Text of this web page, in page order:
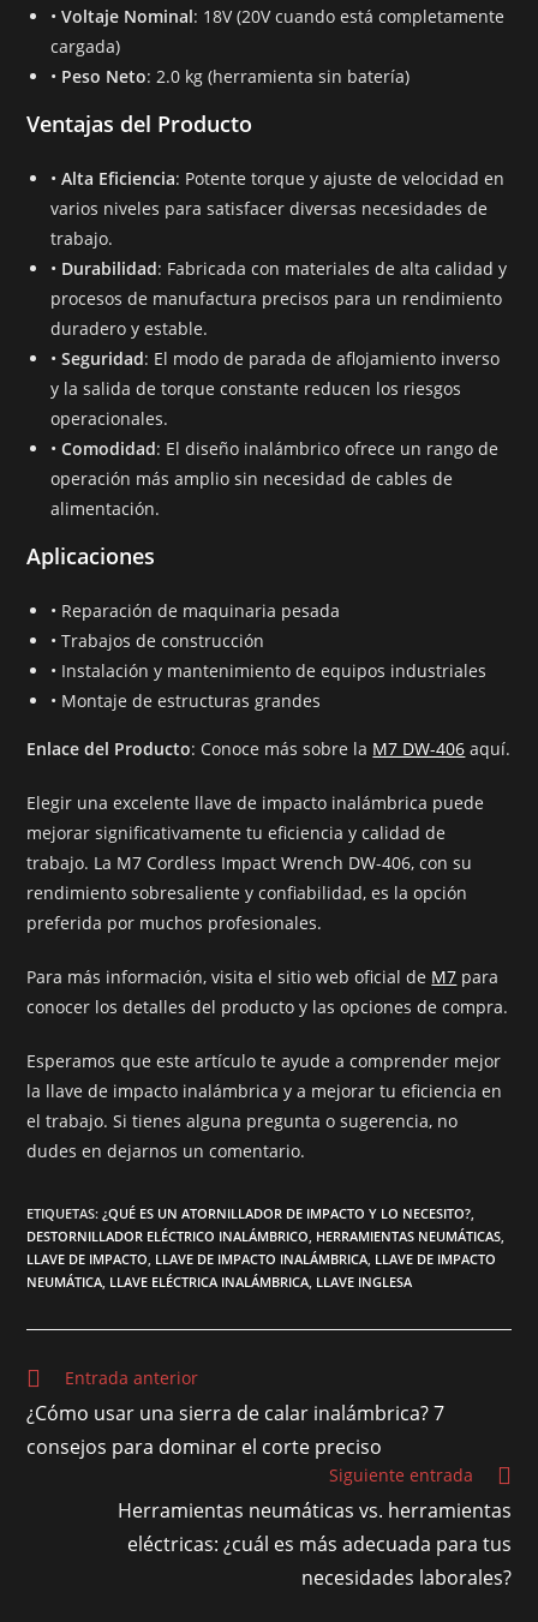
•Voltaje Nominal: 18V (20V cuando está completamente
cargada)
• Peso Neto: 2.0 kg (herramienta sin batería)
Ventajas del Producto
•Alta Eficiencia: Potente torque y ajuste de velocidad en
varios niveles para satisfacer diversas necesidades de
trabajo.
• Durabilidad: Fabricada con materiales de alta calidad y
procesos de manufactura precisos para un rendimiento
duradero y estable.
•Seguridad: El modo de parada de aflojamiento inverso
y la salida de torque constante reducen los riesgos
operacionales.
•Comodidad: El diseño inalámbrico ofrece un rango de
operación más amplio sin necesidad de cables de
alimentación.
Aplicaciones
• Reparación de maquinaria pesada
• Trabajos de construcción
• Instalación y mantenimiento de equipos industriales
• Montaje de estructuras grandes
Enlace del Producto: Conoce más sobre la M7 DW-406 aquí.
Elegir una excelente llave de impacto inalámbrica puede
mejorar significativamente tu eficiencia y calidad de
trabajo. La M7 Cordless Impact Wrench DW-406, con su
rendimiento sobresaliente y confiabilidad, es la opción
preferida por muchos profesionales.
Para más información, visita el sitio web oficial de M7 para
conocer los detalles del producto y las opciones de compra.
Esperamos que este artículo te ayude a comprender mejor
la llave de impacto inalámbrica y a mejorar tu eficiencia en
el trabajo. Si tienes alguna pregunta o sugerencia, no
dudes en dejarnos un comentario.
ETIQUETAS:¿QUÉ ES UN ATORNILLADOR DE IMPACTO Y LO NECESITO?,
DESTORNILLADOR ELÉCTRICO INALÁMBRICO, HERRAMIENTAS NEUMÁTICAS,
LLAVE DE IMPACTO, LLAVE DE IMPACTO INALÁMBRICA, LLAVE DE IMPACTO
NEUMÁTICA, LLAVE ELÉCTRICA INALÁMBRICA, LLAVE INGLESA
Entrada anterior
¿Cómo usar una sierra de calar inalámbrica? 7
consejos para dominar el corte preciso
Siguiente entrada
Herramientas neumáticas vs. herramientas
eléctricas: ¿cuál es más adecuada para tus
necesidades laborales?